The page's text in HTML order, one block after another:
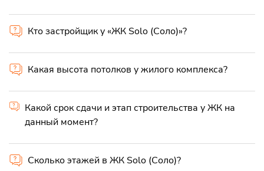
Кто застройщик у «ЖК Solo (Соло)»?
Какая высота потолков у жилого комплекса?
Какой срок сдачи и этап строительства у ЖК на
данный момент?
Сколько этажей в ЖК Solo (Соло)?